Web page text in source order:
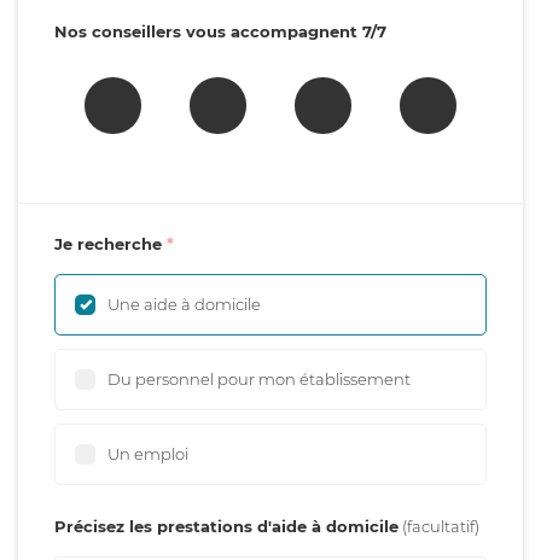
Nos conseillers vous accompagnent 7/7
Je recherche
Une aide à domicile
Du personnel pour mon établissement
Un emploi
Précisez les prestations d'aide à domicile